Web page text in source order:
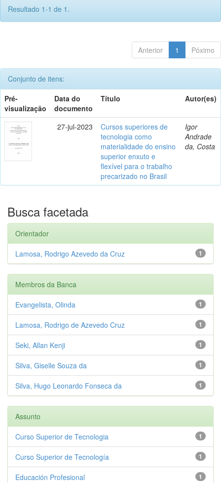
Resultado 1-1 de 1.
Anterior 1 Póximo
Conjunto de itens:
Pré-
visualização
Data do
documento
Título Autor(es)
27-jul-2023
Cursos superiores de
tecnologia como
materialidade do ensino
superior enxuto e
flexível para o trabalho
precarizado no Brasil
Igor
Andrade
da, Costa
Busca facetada
Orientador
1
Lamosa, Rodrigo Azevedo da Cruz
Membros da Banca
1
Evangelista, Olinda
1
Lamosa, Rodrigo de Azevedo Cruz
1
Seki, Allan Kenji
1
Silva, Giselle Souza da
1
Silva, Hugo Leonardo Fonseca da
Assunto
1
Curso Superior de Tecnologia
1
Curso Superior de Tecnología
1
Educación Profesional